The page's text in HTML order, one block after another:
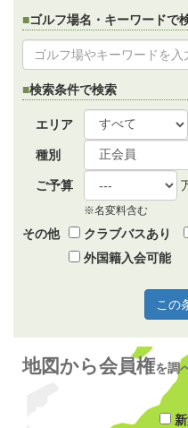
ゴルフ場名・キーワードで
検索条件で検索
エリア
種別
ご予算
※名変料含む
その他 クラブバスあり
外国籍入会可能
地図から会員権を調